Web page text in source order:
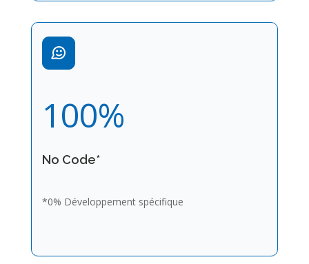
100%
No Code*
*0% Développement spécifique